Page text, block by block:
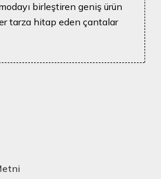
birleştiren geniş ürün
tarza hitap eden çantalar